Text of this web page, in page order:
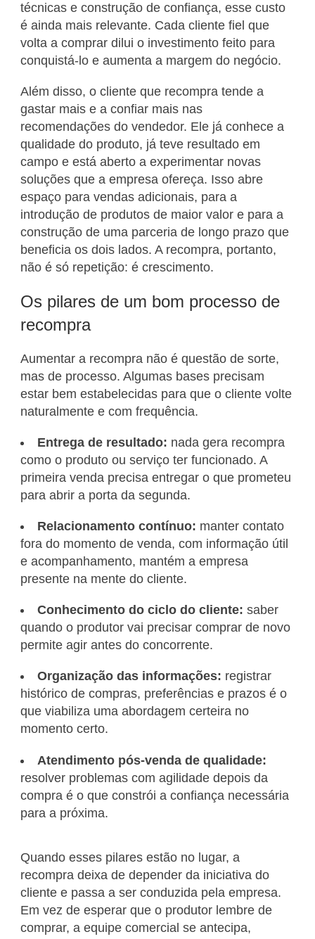
técnicas e construção de confiança, esse custo
é ainda mais relevante. Cada cliente fiel que
volta a comprar dilui o investimento feito para
conquistá-lo e aumenta a margem do negócio.
Além disso, o cliente que recompra tende a
gastar mais e a confiar mais nas
recomendações do vendedor. Ele já conhece a
qualidade do produto, já teve resultado em
campo e está aberto a experimentar novas
soluções que a empresa ofereça. Isso abre
espaço para vendas adicionais, para a
introdução de produtos de maior valor e para a
construção de uma parceria de longo prazo que
beneficia os dois lados. A recompra, portanto,
não é só repetição: é crescimento.
Os pilares de um bom processo de
recompra
Aumentar a recompra não é questão de sorte,
mas de processo. Algumas bases precisam
estar bem estabelecidas para que o cliente volte
naturalmente e com frequência.
Entrega de resultado: nada gera recompra
como o produto ou serviço ter funcionado. A
primeira venda precisa entregar o que prometeu
para abrir a porta da segunda.
Relacionamento contínuo: manter contato
fora do momento de venda, com informação útil
e acompanhamento, mantém a empresa
presente na mente do cliente.
Conhecimento do ciclo do cliente: saber
quando o produtor vai precisar comprar de novo
permite agir antes do concorrente.
Organização das informações: registrar
histórico de compras, preferências e prazos é o
que viabiliza uma abordagem certeira no
momento certo.
Atendimento pós-venda de qualidade:
resolver problemas com agilidade depois da
compra é o que constrói a confiança necessária
para a próxima.
Quando esses pilares estão no lugar, a
recompra deixa de depender da iniciativa do
cliente e passa a ser conduzida pela empresa.
Em vez de esperar que o produtor lembre de
comprar, a equipe comercial se antecipa,